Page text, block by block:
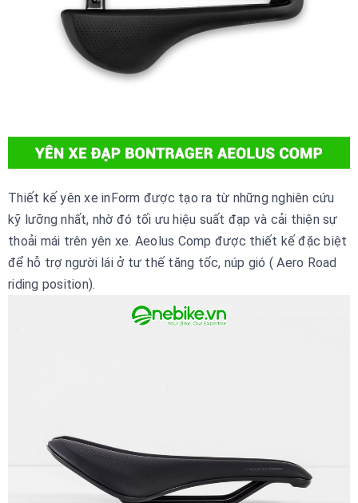
Thiết kế yên xe inForm được tạo ra từ những nghiên cứu
kỹ lưỡng nhất, nhờ đó tối ưu hiệu suất đạp và cải thiện sự
thoải mái trên yên xe. Aeolus Comp được thiết kế đặc biệt
để hỗ trợ người lái ở tư thế tăng tốc, núp gió ( Aero Road
riding position).